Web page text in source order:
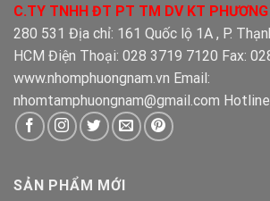
C.TY TNHH ĐT PT TM DV KT
280 531 Địa chỉ: 161 Quốc lộ 1A , P.
HCM Điện Thoại: 028 3719 7120 Fax:
www.nhomphuongnam.vn Email:
nhomtamphuongnam@gmail.com
SẢN PHẨM MỚI